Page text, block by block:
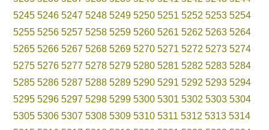
5245 5246 5247 5248 5249 5250 5251 5252 5253 5254
5255 5256 5257 5258 5259 5260 5261 5262 5263 5264
5265 5266 5267 5268 5269 5270 5271 5272 5273 5274
5275 5276 5277 5278 5279 5280 5281 5282 5283 5284
5285 5286 5287 5288 5289 5290 5291 5292 5293 5294
5295 5296 5297 5298 5299 5300 5301 5302 5303 5304
5305 5306 5307 5308 5309 5310 5311 5312 5313 5314